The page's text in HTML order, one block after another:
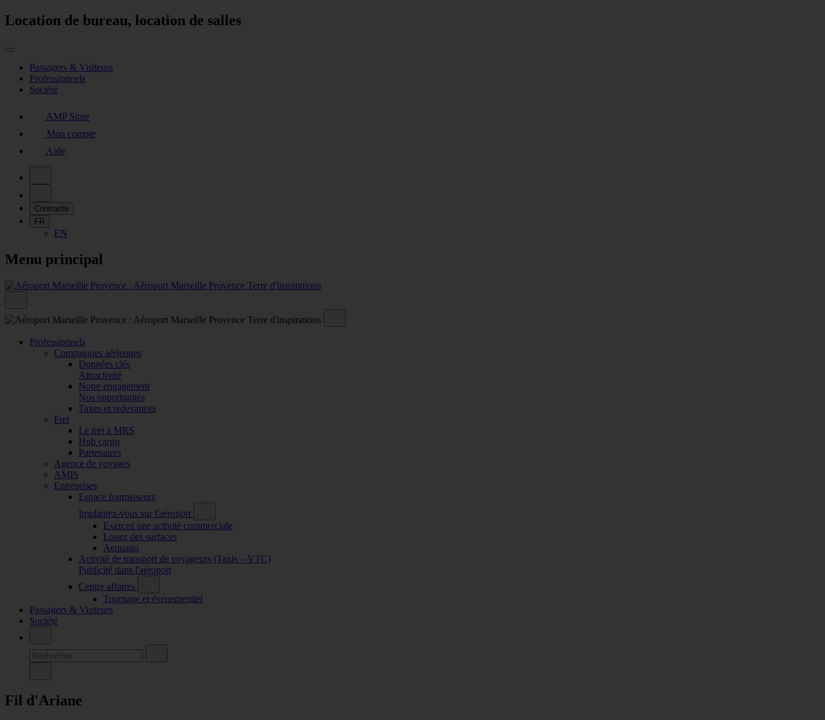
Location de bureau, location de salles
Passagers & Visiteurs
Professionnels
Société
AMP Store
Mon compte
Aide
Contraste
FR
EN
Menu principal
Professionnels
Compagnies aériennes
Données clés
Attractivité
Notre engagement
Nos opportunités
Taxes et redevances
Fret
Le fret à MRS
Hub cargo
Partenaires
Agence de voyages
AMPi
Entreprises
Espace fournisseurs
Implantez-vous sur l'aéroport
Exercez une activité commerciale
Louez des surfaces
Aequatio
Activité de transport de voyageurs (Taxis – VTC)
Publicité dans l'aéroport
Centre affaires
Tournage et événementiel
Passagers & Visiteurs
Société
Fil d'Ariane